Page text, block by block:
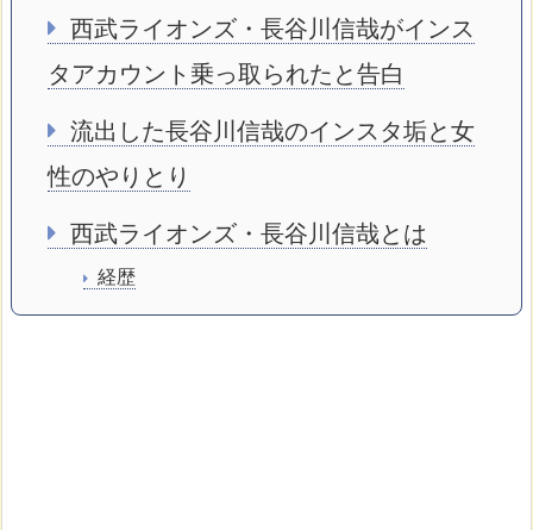
西武ライオンズ・長谷川信哉がインス
タアカウント乗っ取られたと告白
流出した長谷川信哉のインスタ垢と女
性のやりとり
西武ライオンズ・長谷川信哉とは
経歴